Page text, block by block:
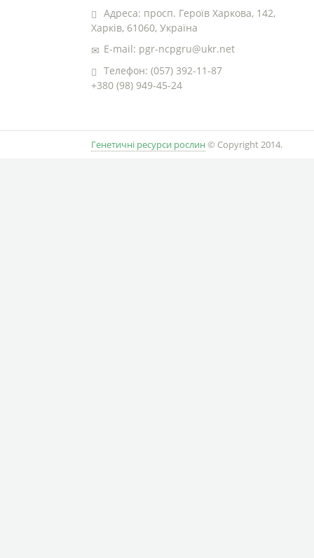
Адреса: просп. Героїв Харкова, 142,
Харків, 61060, Україна
E-mail: pgr-ncpgru@ukr.net
Телефон: (057) 392-11-87
+380 (98) 949-45-24
Генетичні ресурси рослин © Copyright 2014.